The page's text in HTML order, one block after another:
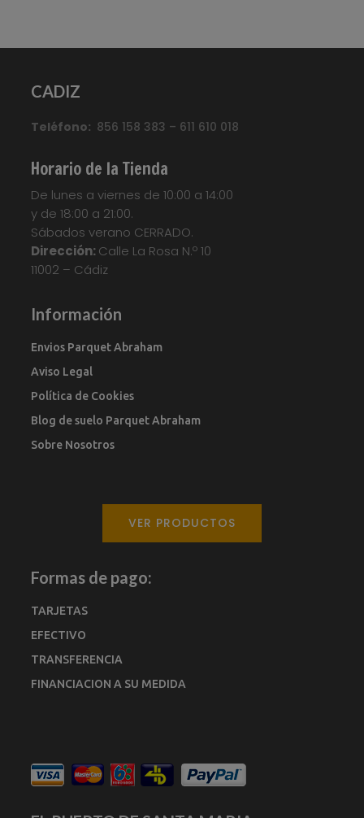
CADIZ
Teléfono: 856 158 383 – 611 610 018
Horario de la Tienda
De lunes a viernes de 10:00 a 14:00
y de 18:00 a 21:00.
Sábados verano CERRADO.
Dirección:Calle La Rosa N.º 10
11002 – Cádiz
Información
Envios Parquet Abraham
Aviso Legal
Política de Cookies
Blog de suelo Parquet Abraham
Sobre Nosotros
VER PRODUCTOS
Formas de pago:
TARJETAS
EFECTIVO
TRANSFERENCIA
FINANCIACION A SU MEDIDA